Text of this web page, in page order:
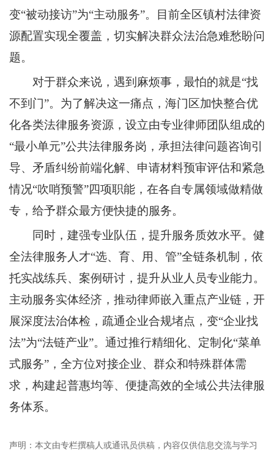
变“被动接访”为“主动服务”。目前全区镇村法律资
源配置实现全覆盖，切实解决群众法治急难愁盼问
题。
对于群众来说，遇到麻烦事，最怕的就是“找
不到门”。为了解决这一痛点，海门区加快整合优
化各类法律服务资源，设立由专业律师团队组成的
“最小单元”公共法律服务岗，承担法律问题咨询引
导、矛盾纠纷前端化解、申请材料预审评估和紧急
情况“吹哨预警”四项职能，在各自专属领域做精做
专，给予群众最方便快捷的服务。
同时，建强专业队伍，提升服务质效水平。健
全法律服务人才“选、育、用、管”全链条机制，依
托实战练兵、案例研讨，提升从业人员专业能力。
主动服务实体经济，推动律师嵌入重点产业链，开
展深度法治体检，疏通企业合规堵点，变“企业找
法”为“法链产业”。通过推行精细化、定制化“菜单
式服务”，全方位对接企业、群众和特殊群体需
求，构建起普惠均等、便捷高效的全域公共法律服
务体系。
声明：本文由专栏撰稿人或通讯员供稿，内容仅供信息交流与学习